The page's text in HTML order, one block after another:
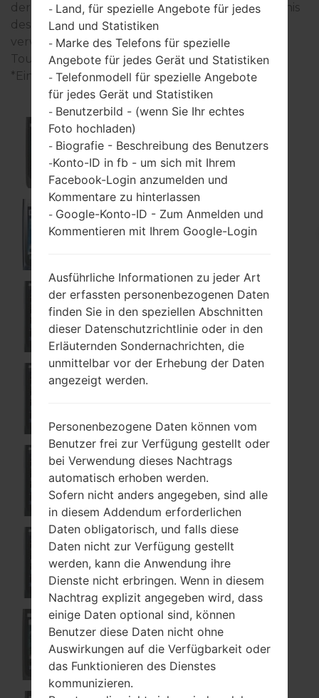
der Auflösung 320 x 480 pixel, 3:2 Seitenverhältnis
des Bildschirms (~180 Dichte der Pixel pro Zoll)
verwendet, der Bildschirmtyp TFT kapazitiver
Touchscreen.
*Einige Daten können variieren.
KU3700
LU3700
P500
P500GO
P500H
P503
- Land, für spezielle Angebote für jedes
Land und Statistiken
- Marke des Telefons für spezielle
Angebote für jedes Gerät und Statistiken
- Telefonmodell für spezielle Angebote
für jedes Gerät und Statistiken
- Benutzerbild - (wenn Sie Ihr echtes
Foto hochladen)
- Biografie - Beschreibung des Benutzers
-Konto-ID in fb - um sich mit Ihrem
Facebook-Login anzumelden und
Kommentare zu hinterlassen
- Google-Konto-ID - Zum Anmelden und
Kommentieren mit Ihrem Google-Login
Ausführliche Informationen zu jeder Art
der erfassten personenbezogenen Daten
finden Sie in den speziellen Abschnitten
dieser Datenschutzrichtlinie oder in den
Erläuternden Sondernachrichten, die
unmittelbar vor der Erhebung der Daten
angezeigt werden.
Personenbezogene Daten können vom
Benutzer frei zur Verfügung gestellt oder
bei Verwendung dieses Nachtrags
automatisch erhoben werden.
Sofern nicht anders angegeben, sind alle
in diesem Addendum erforderlichen
Daten obligatorisch, und falls diese
Daten nicht zur Verfügung gestellt
werden, kann die Anwendung ihre
Dienste nicht erbringen. Wenn in diesem
Nachtrag explizit angegeben wird, dass
einige Daten optional sind, können
Benutzer diese Daten nicht ohne
Auswirkungen auf die Verfügbarkeit oder
das Funktionieren des Dienstes
kommunizieren.